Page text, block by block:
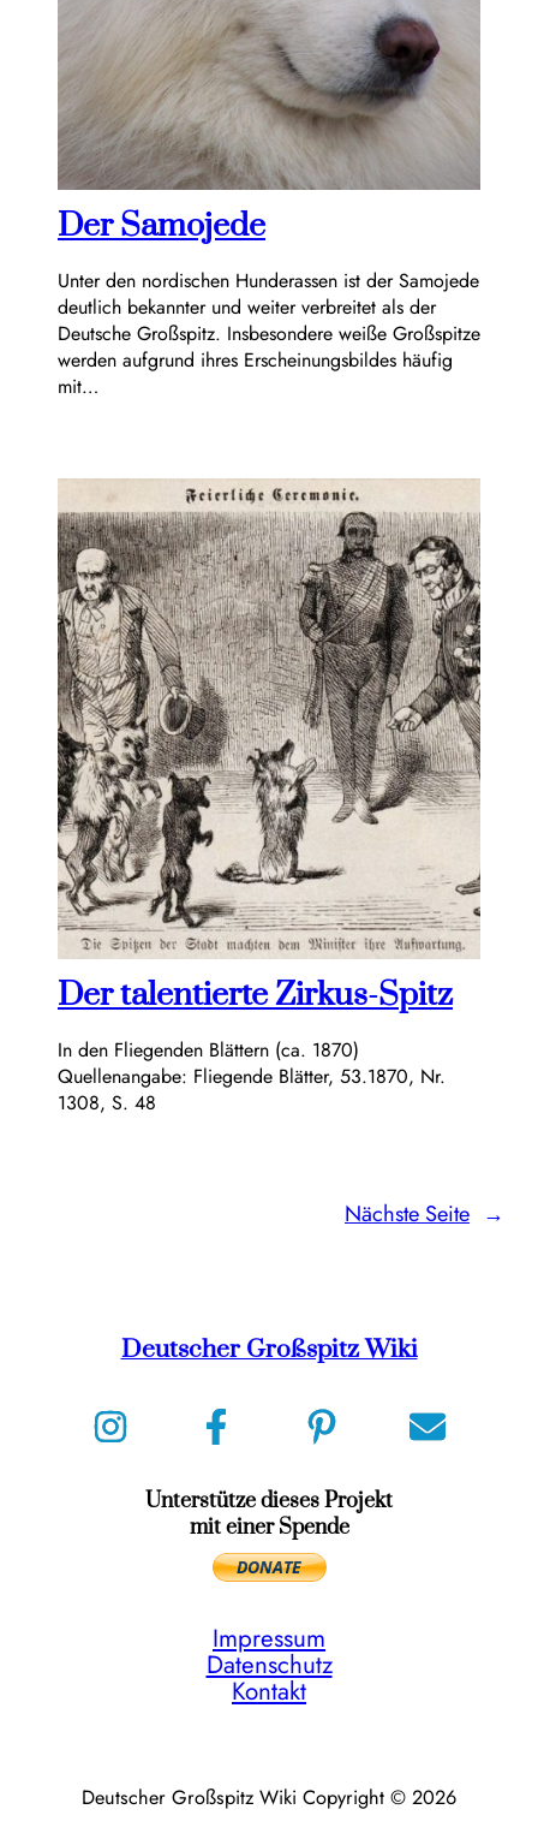
Der Samojede
Unter den nordischen Hunderassen ist der Samojede
deutlich bekannter und weiter verbreitet als der
Deutsche Großspitz. Insbesondere weiße Großspitze
werden aufgrund ihres Erscheinungsbildes häufig
mit…
Der talentierte Zirkus-Spitz
In den Fliegenden Blättern (ca. 1870)
Quellenangabe: Fliegende Blätter, 53.1870, Nr.
1308, S. 48
Nächste Seite →
Deutscher Großspitz Wiki
Unterstütze dieses Projekt
mit einer Spende
Impressum
Datenschutz
Kontakt
Deutscher Großspitz Wiki Copyright © 2026